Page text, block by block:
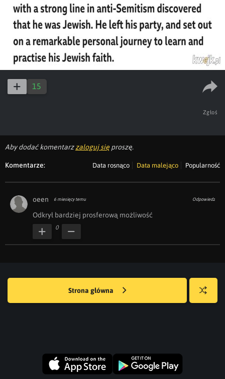
15
Zgłoś
Aby dodać komentarzzaloguj się proszę.
Komentarze: Data rosnąco Data malejąco Popularność
oeen 6 miesięcy temu Odpowiedz
Odkrył bardziej prosferową możliwość
0
Strona główna